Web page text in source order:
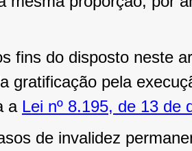
fins do disposto neste
gratificação pela
a Lei nº 8.195, de 13 de
de invalidez